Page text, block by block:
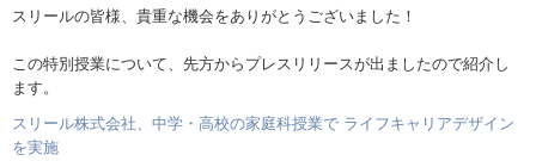
スリールの皆様、貴重な機会をありがとうございました！
この特別授業について、先方からプレスリリースが出ましたので紹介し
ます。
スリール株式会社、中学・高校の家庭科授業で ライフキャリアデザイン
を実施